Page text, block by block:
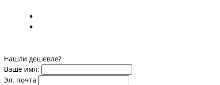
Нашли дешевле?
Ваше имя:
Эл. почта